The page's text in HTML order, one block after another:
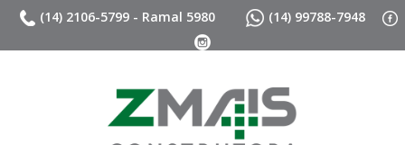
(14) 2106-5799 - Ramal 5980 (14) 99788-7948